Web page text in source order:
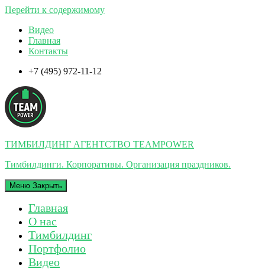
Перейти к содержимому
Видео
Главная
Контакты
+7 (495) 972-11-12
ТИМБИЛДИНГ АГЕНТСТВО TEAMPOWER
Тимбилдинги. Корпоративы. Организация праздников.
Меню Закрыть
Главная
О нас
Тимбилдинг
Портфолио
Видео